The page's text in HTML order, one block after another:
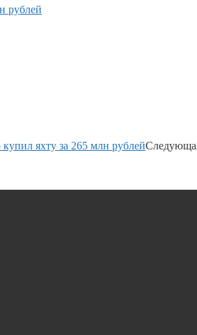
рублей
яхту за 265 млн рублей